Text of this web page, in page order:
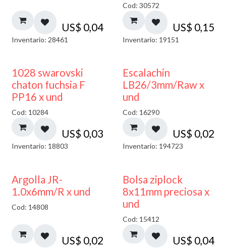
US$ 0,04
Inventario: 28461
Cod: 30572
US$ 0,15
Inventario: 19151
1028 swarovski
chaton fuchsia F
PP16 x und
Cod: 10284
US$ 0,03
Inventario: 18803
Escalachin
LB26/3mm/Raw x
und
Cod: 16290
US$ 0,02
Inventario: 194723
Argolla JR-
1.0x6mm/R x und
Cod: 14808
US$ 0,02
¡NUEVO!
Bolsa ziplock
8x11mm preciosa x
und
Cod: 15412
US$ 0,04